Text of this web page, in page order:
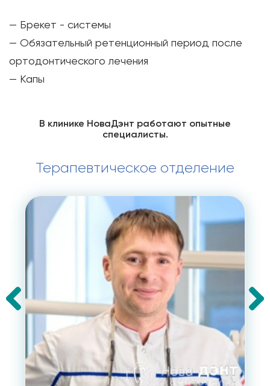
— Брекет - системы
— Обязательный ретенционный период после
ортодонтического лечения
— Капы
В клинике НоваДэнт работают опытные
специалисты.
Терапевтическое отделение